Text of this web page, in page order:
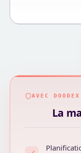
AVEC DOODEX
La